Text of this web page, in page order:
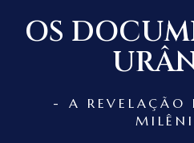
OS
- A REVELAÇÃO